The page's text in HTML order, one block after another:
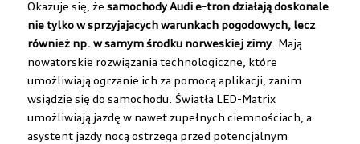
Okazuje się, że samochody Audi e-tron działają doskonale
nie tylko w sprzyjajacych warunkach pogodowych, lecz
również np. w samym środku norweskiej zimy. Mają
nowatorskie rozwiązania technologiczne, które
umożliwiają ogrzanie ich za pomocą aplikacji, zanim
wsiądzie się do samochodu. Światła LED-Matrix
umożliwiają jazdę w nawet zupełnych ciemnościach, a
asystent jazdy nocą ostrzega przed potencjalnym